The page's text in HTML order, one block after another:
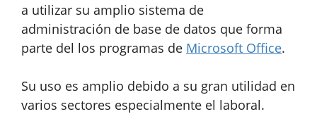
a utilizar su amplio sistema de
administración de base de datos que forma
parte del los programas de Microsoft Office.
Su uso es amplio debido a su gran utilidad en
varios sectores especialmente el laboral.